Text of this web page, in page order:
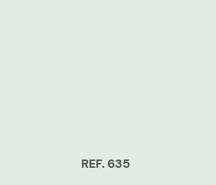
REF. 635